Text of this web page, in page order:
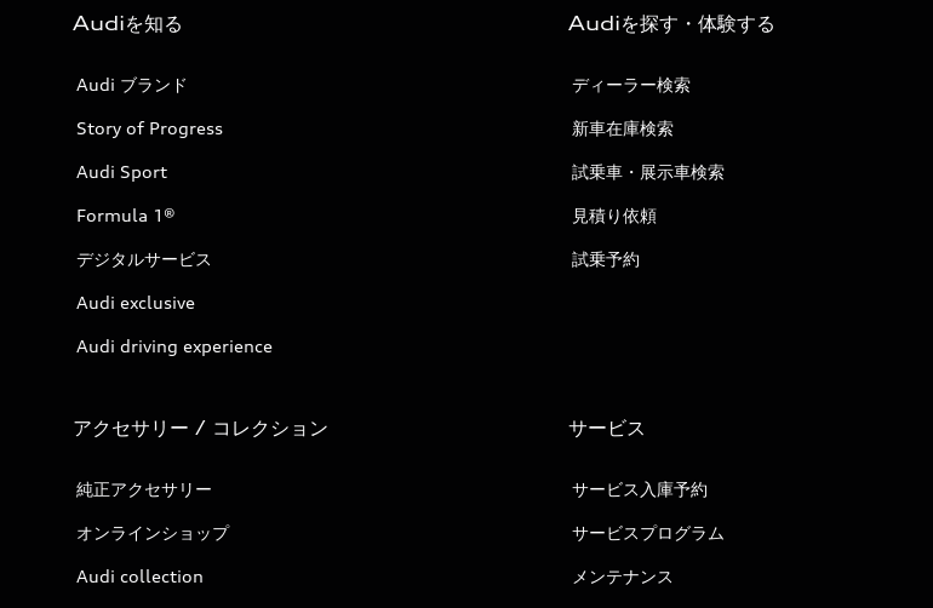
Audiを知る
Audi ブランド
Story of Progress
Audi Sport
Formula 1®
デジタルサービス
Audi exclusive
Audi driving experience
Audiを探す・体験する
ディーラー検索
新車在庫検索
試乗車・展示車検索
見積り依頼
試乗予約
アクセサリー / コレクション
純正アクセサリー
オンラインショップ
Audi collection
サービス
サービス入庫予約
サービスプログラム
メンテナンス